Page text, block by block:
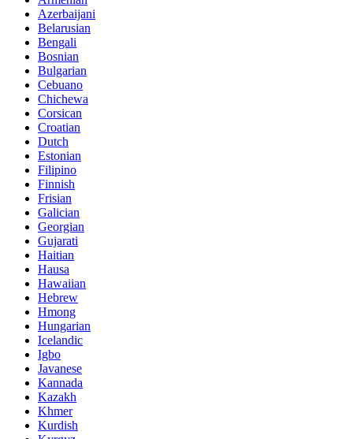
Azerbaijani
Belarusian
Bengali
Bosnian
Bulgarian
Cebuano
Chichewa
Corsican
Croatian
Dutch
Estonian
Filipino
Finnish
Frisian
Galician
Georgian
Gujarati
Haitian
Hausa
Hawaiian
Hebrew
Hmong
Hungarian
Icelandic
Igbo
Javanese
Kannada
Kazakh
Khmer
Kurdish